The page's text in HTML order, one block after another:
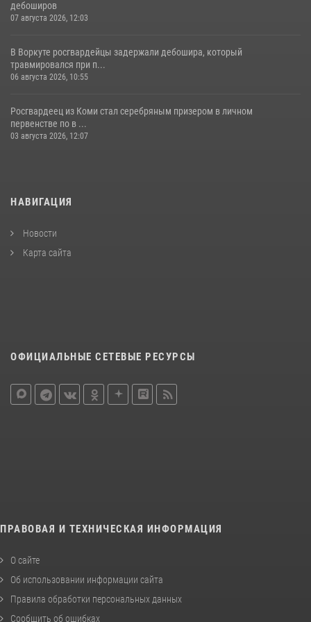
дебоширов
07 августа 2026, 12:03
В Воркуте росгвардейцы задержали дебошира, который
травмировался при п...
06 августа 2026, 10:55
Росгвардеец из Коми стал серебряным призером в личном
первенстве по в ...
03 августа 2026, 12:07
НАВИГАЦИЯ
Новости
Карта сайта
ОФИЦИАЛЬНЫЕ СЕТЕВЫЕ РЕСУРСЫ
ПРАВОВАЯ И ТЕХНИЧЕСКАЯ ИНФОРМАЦИЯ
О сайте
Об использовании информации сайта
Правила обработки персональных данных
Сообщить об ошибках